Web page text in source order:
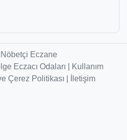
Eczane
Eczacı Odaları
Kullanım
Çerez Politikası İletişim